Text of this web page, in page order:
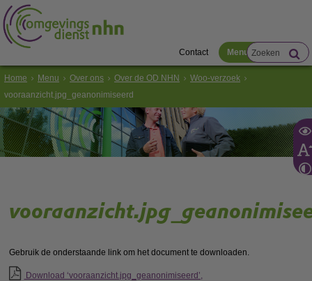
Contact Menu
Home Menu Over ons Over de OD NHN
Woo-verzoek
vooraanzicht.jpg_geanonimiseerd
Gebruik de onderstaande link om het document te downloaden.
Download ‘vooraanzicht.jpg_geanonimiseerd’,